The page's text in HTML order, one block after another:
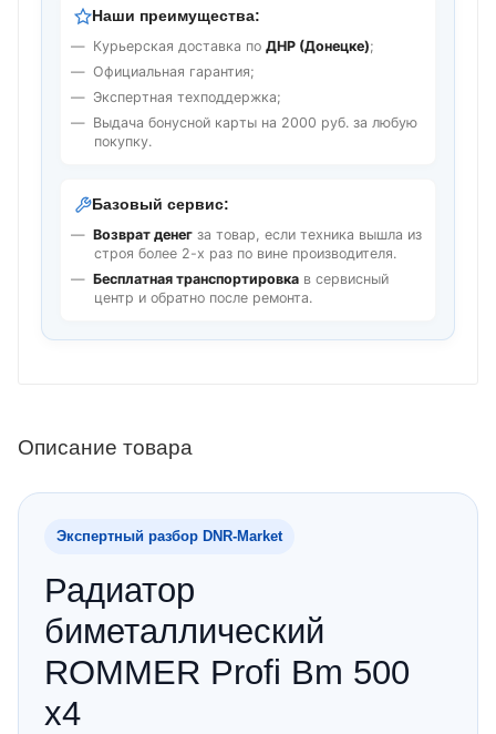
Наши преимущества:
Курьерская доставка по ДНР (Донецке);
Официальная гарантия;
Экспертная техподдержка;
Выдача бонусной карты на 2000 руб. за любую
покупку.
Базовый сервис:
Возврат денег за товар, если техника вышла из
строя более 2-х раз по вине производителя.
Бесплатная транспортировка в сервисный
центр и обратно после ремонта.
Описание товара
Экспертный разбор DNR‑Market
Радиатор
биметаллический
ROMMER Profi Bm 500
x4